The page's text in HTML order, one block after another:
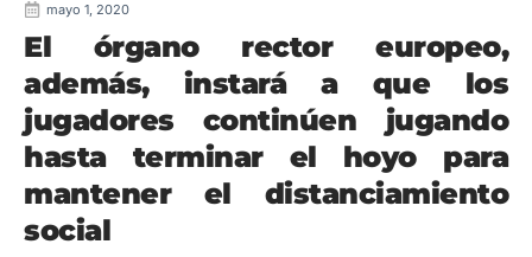
mayo 1, 2020
El órgano rector europeo,
además, instará a que los
jugadores continúen jugando
hasta terminar el hoyo para
mantener el distanciamiento
social